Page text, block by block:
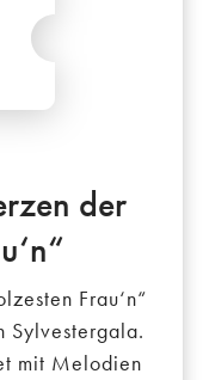
der
Frau‘n“
Sylvestergala.
mit Melodien